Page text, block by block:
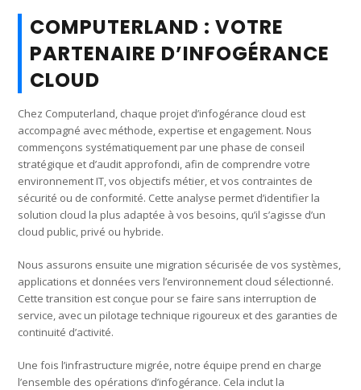
COMPUTERLAND : VOTRE
PARTENAIRE D’INFOGÉRANCE
CLOUD
Chez Computerland, chaque projet d’infogérance cloud est
accompagné avec méthode, expertise et engagement. Nous
commençons systématiquement par une phase de conseil
stratégique et d’audit approfondi, afin de comprendre votre
environnement IT, vos objectifs métier, et vos contraintes de
sécurité ou de conformité. Cette analyse permet d’identifier la
solution cloud la plus adaptée à vos besoins, qu’il s’agisse d’un
cloud public, privé ou hybride.
Nous assurons ensuite une migration sécurisée de vos systèmes,
applications et données vers l’environnement cloud sélectionné.
Cette transition est conçue pour se faire sans interruption de
service, avec un pilotage technique rigoureux et des garanties de
continuité d’activité.
Une fois l’infrastructure migrée, notre équipe prend en charge
l’ensemble des opérations d’infogérance. Cela inclut la